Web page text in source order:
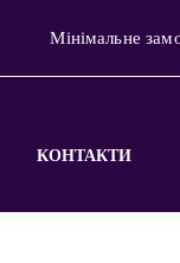
Мінімальне
КОНТАКТИ